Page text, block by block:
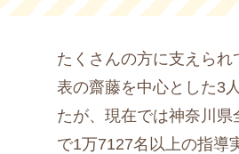
たくさんの方に支えら
表の齋藤を中心とした3
たが、現在では神奈川
で1万7127名以上の指導